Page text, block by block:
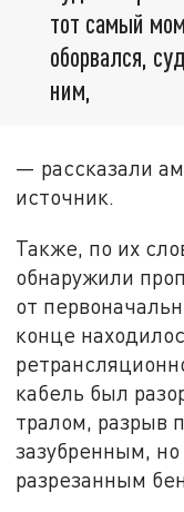
тот самый
оборвался,
ним,
— рассказали
источник.
Также, по их
обнаружили
от
конце
кабель был
тралом, разрыв
зазубренным,
разрезанным